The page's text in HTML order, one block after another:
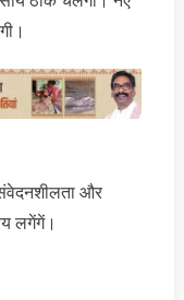
संवेदनशीलता और
लगेंगें।